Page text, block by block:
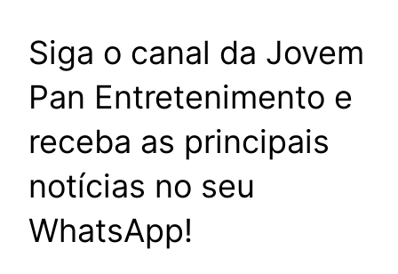
Siga o canal da Jovem
Pan Entretenimento e
receba as principais
notícias no seu
WhatsApp!